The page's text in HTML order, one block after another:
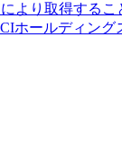
より取得する
ールディン